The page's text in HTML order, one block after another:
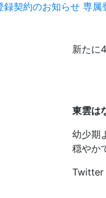
録契約のお知らせ 専属
新たに
東雲は
幼少期
穏やか
Twitter